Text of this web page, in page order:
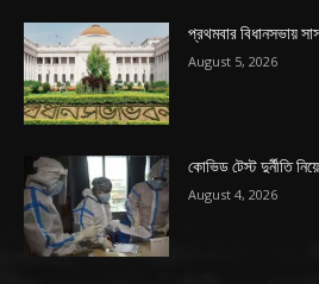
প্রথমবার বিধানসভায়
August 5, 2026
কোভিড টেস্ট দুর্নীতি
August 4, 2026